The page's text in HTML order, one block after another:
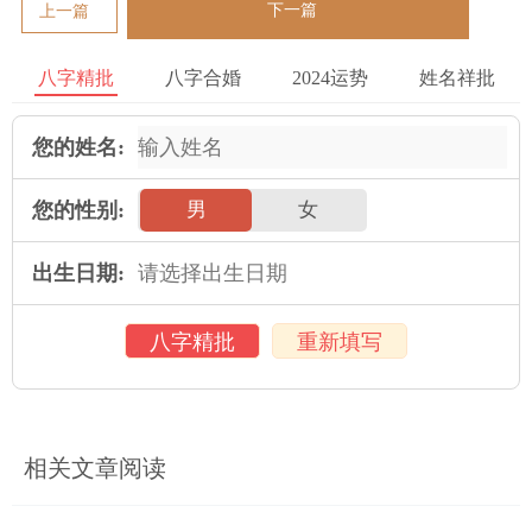
上一篇 下一篇
八字精批 八字合婚 2024运势 姓名祥批
您的姓名:
您的性别: 男 女
出生日期:
八字精批 重新填写
相关文章阅读